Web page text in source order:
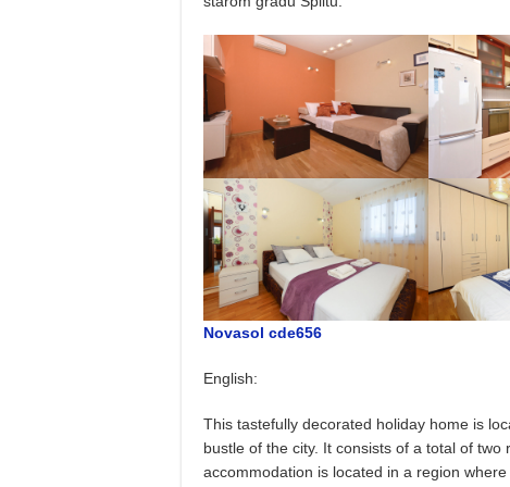
Novasol cde656
English:
This tastefully decorated holiday home is
bustle of the city. It consists of a total of
accommodation is located in a region